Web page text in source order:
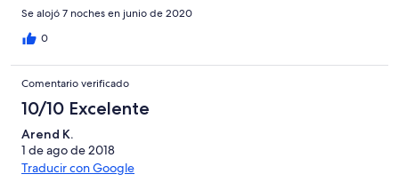
Se alojó 7 noches en junio de 2020
0
Comentario verificado
10/10 Excelente
Arend K.
1 de ago de 2018
Traducir con Google